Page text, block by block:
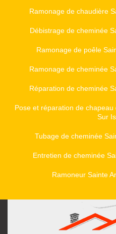
Ramonage de chaudière
Débistrage de cheminée
Ramonage de poêle
Ramonage de cheminée
Réparation de cheminée
Pose et réparation de
Sur
Tubage de cheminée
Entretien de cheminée
Ramoneur Sainte